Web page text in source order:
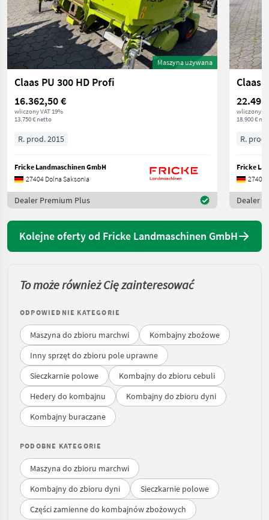
Maszyna używana
Claas PU 300 HD Profi
16.362,50 €
wliczony VAT 19%
13.750 € netto
R. prod. 2015
Fricke Landmaschinen GmbH
27404 Dolna Saksonia
Dealer Premium Plus
Claas
22.491
wliczony
18.900 €
R.
Fricke
27404
Dealer
Kolejne oferty od Fricke Landmaschinen GmbH
To może również Cię zainteresować
ODPOWIEDNIE KATEGORIE
Maszyna do zbioru marchwi
Kombajny zbożowe
Inny sprzęt do zbioru pole uprawne
Sieczkarnie polowe
Kombajny do zbioru cebuli
Hedery do kombajnu
Kombajny do zbioru dyni
Kombajny buraczane
PODOBNE KATEGORIE
Maszyna do zbioru marchwi
Kombajny do zbioru dyni
Sieczkarnie polowe
Części zamienne do kombajnów zbożowych